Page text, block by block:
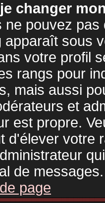
changer
ne pouvez
apparaît sous
votre profil
rangs pour
mais aussi
et
est propre.
d'élever votre
de messages.
page